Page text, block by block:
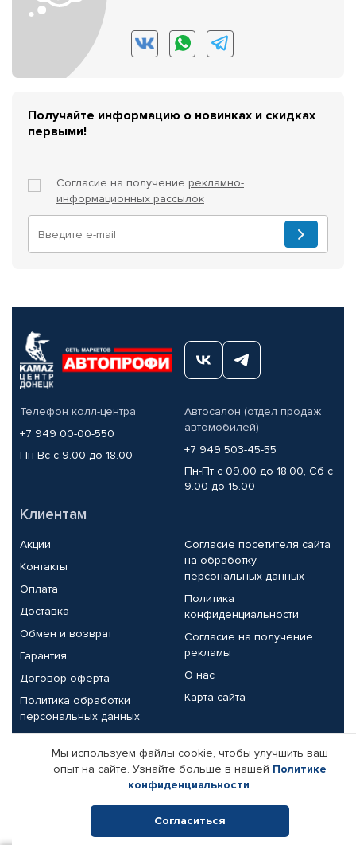
Получайте информацию о новинках и скидках
первыми!
Согласие на получение рекламно-
информационных рассылок
Телефон колл-центра
+7 949 00-00-550
Пн-Вс с 9.00 до 18.00
Автосалон (отдел продаж
автомобилей)
+7 949 503-45-55
Пн-Пт с 09.00 до 18.00, Сб с
9.00 до 15.00
Клиентам
Акции
Контакты
Оплата
Доставка
Обмен и возврат
Гарантия
Договор-оферта
Политика обработки
персональных данных
Согласие посетителя сайта
на обработку
персональных данных
Политика
конфиденциальности
Согласие на получение
рекламы
О нас
Карта сайта
Партнерам
Корпоративным клиентам
Поставщикам
Реквизиты компании
Мы используем файлы cookie, чтобы улучшить ваш
опыт на сайте. Узнайте больше в нашей Политике
конфиденциальности.
Согласиться